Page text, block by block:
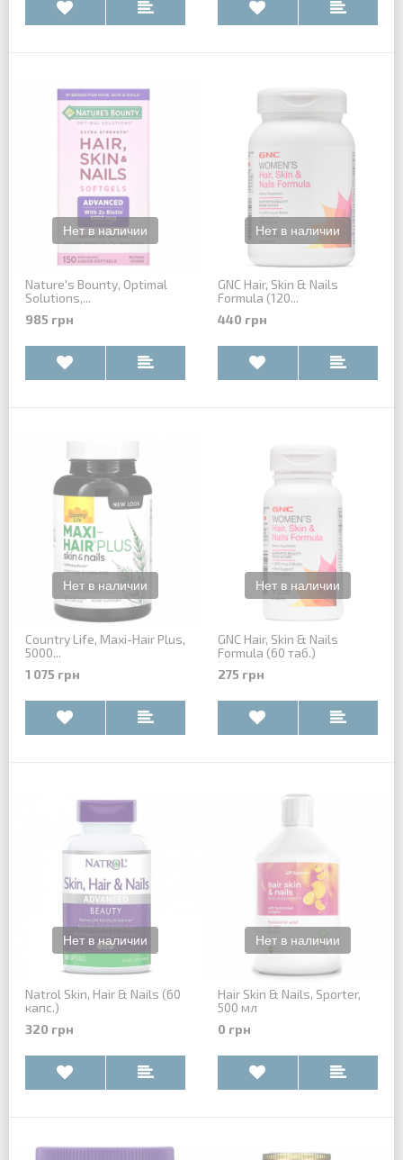
Nature's Bounty, Optimal
Solutions,...
985 грн
GNC Hair, Skin & Nails
Formula (120...
440 грн
Country Life, Maxi-Hair Plus,
5000...
1 075 грн
GNC Hair, Skin & Nails
Formula (60 таб.)
275 грн
Natrol Skin, Hair & Nails (60
капс.)
320 грн
Hair Skin & Nails, Sporter,
500 мл
0 грн